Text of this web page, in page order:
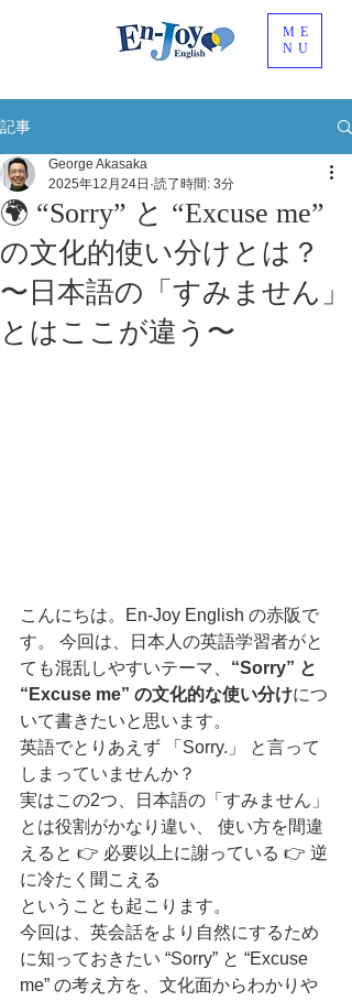
ME
NU
記事
🌍 “Sorry” と “Excuse me”
の文化的使い分けとは？
〜日本語の「すみません」
とはここが違う〜
George Akasaka
2025年12月24日 読了時間: 3分
こんにちは。En-Joy English の赤阪で
す。 今回は、日本人の英語学習者がと
ても混乱しやすいテーマ、 “Sorry” と
“Excuse me” の文化的な使い分けにつ
いて書きたいと思います。
英語でとりあえず 「Sorry.」 と言って
しまっていませんか？
実はこの2つ、日本語の「すみません」
とは役割がかなり違い、 使い方を間違
えると 👉 必要以上に謝っている 👉 逆
に冷たく聞こえる
ということも起こります。
今回は、英会話をより自然にするため
に知っておきたい “Sorry” と “Excuse
me” の考え方を、文化面からわかりや